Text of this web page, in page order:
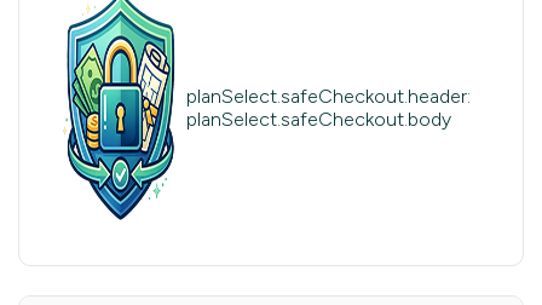
planSelect.safeCheckout.header:
planSelect.safeCheckout.body